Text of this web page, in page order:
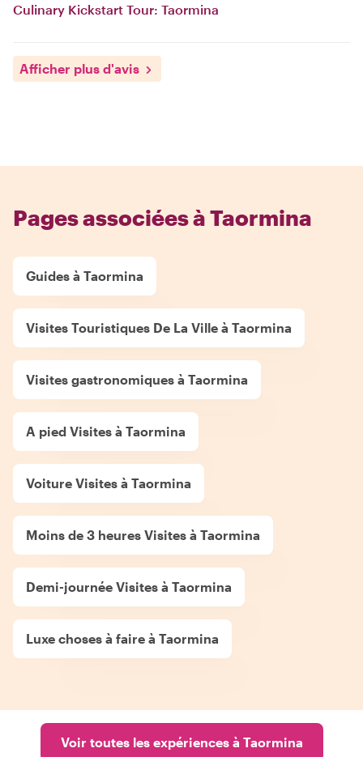
Culinary Kickstart Tour: Taormina
Afficher plus d'avis
Pages associées à Taormina
Guides à Taormina
Visites Touristiques De La Ville à Taormina
Visites gastronomiques à Taormina
A pied Visites à Taormina
Voiture Visites à Taormina
Moins de 3 heures Visites à Taormina
Demi-journée Visites à Taormina
Luxe choses à faire à Taormina
Voir toutes les expériences à Taormina